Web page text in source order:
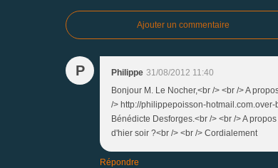
Ajouter un commentaire
P Philippe 31/08/2012 11:40
Bonjour M. Le Nocher,<br /> <br /> A
/> http://philippepoisson-
Bénédicte Desforges.<br /> <br /> A
d'hier soir ?<br /> <br /> Cordialement
Répondre